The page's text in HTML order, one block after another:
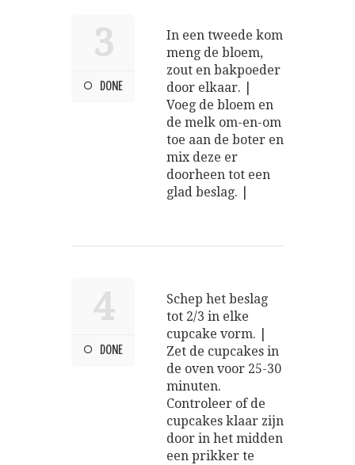
3
DONE
In een tweede kom
meng de bloem,
zout en bakpoeder
door elkaar. |
Voeg de bloem en
de melk om-en-om
toe aan de boter en
mix deze er
doorheen tot een
glad beslag. |
4
DONE
Schep het beslag
tot 2/3 in elke
cupcake vorm. |
Zet de cupcakes in
de oven voor 25-30
minuten.
Controleer of de
cupcakes klaar zijn
door in het midden
een prikker te